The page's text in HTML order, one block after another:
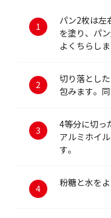
パン2枚は左
を塗り、パ
よくちらしま
切り落とし
包みます。
4等分に切っ
アルミホイ
す。
粉糖と水を